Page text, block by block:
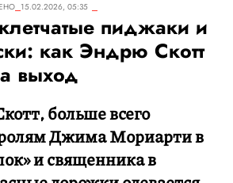
15.02.2026, 05:35
пиджаки и
как Эндрю Скотт
выход
больше всего
Джима Мориарти в
и священника в